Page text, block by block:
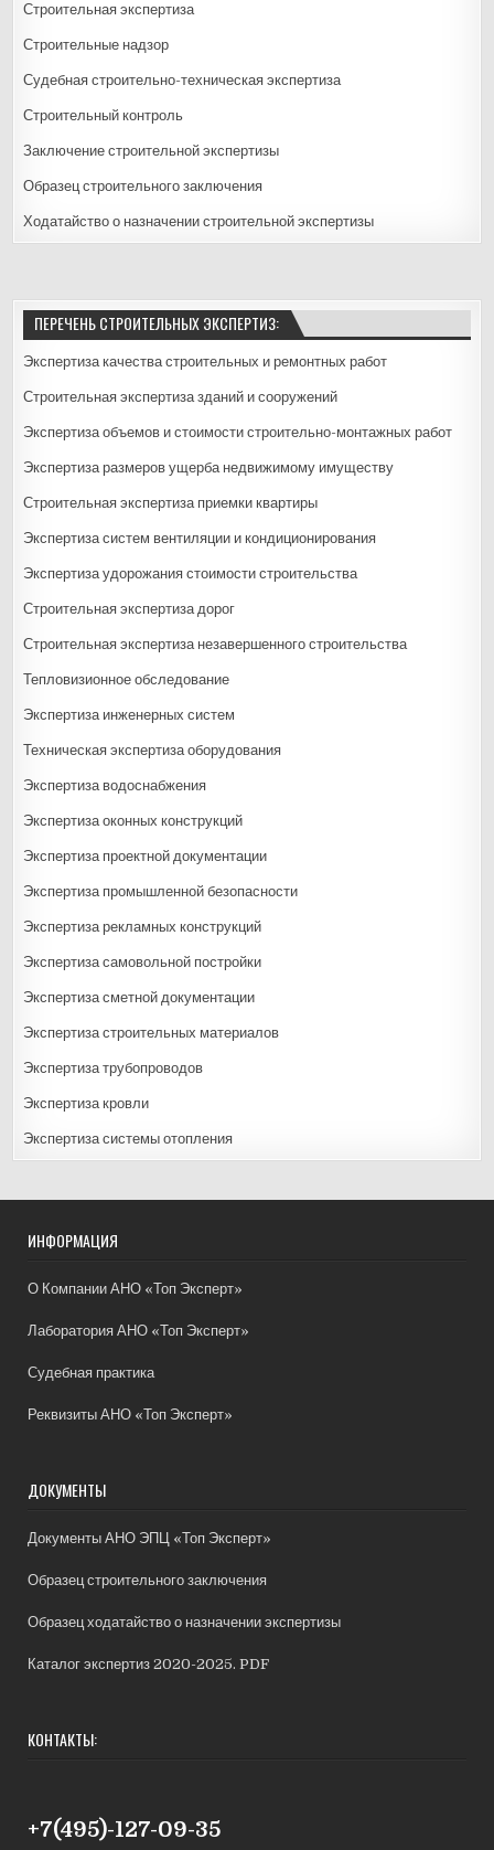
Строительная экспертиза
Строительные надзор
Судебная строительно-техническая экспертиза
Строительный контроль
Заключение строительной экспертизы
Образец строительного заключения
Ходатайство о назначении строительной экспертизы
ПЕРЕЧЕНЬ СТРОИТЕЛЬНЫХ ЭКСПЕРТИЗ:
Экспертиза качества строительных и ремонтных работ
Строительная экспертиза зданий и сооружений
Экспертиза объемов и стоимости строительно-монтажных работ
Экспертиза размеров ущерба недвижимому имуществу
Строительная экспертиза приемки квартиры
Экспертиза систем вентиляции и кондиционирования
Экспертиза удорожания стоимости строительства
Строительная экспертиза дорог
Строительная экспертиза незавершенного строительства
Тепловизионное обследование
Экспертиза инженерных систем
Техническая экспертиза оборудования
Экспертиза водоснабжения
Экспертиза оконных конструкций
Экспертиза проектной документации
Экспертиза промышленной безопасности
Экспертиза рекламных конструкций
Экспертиза самовольной постройки
Экспертиза сметной документации
Экспертиза строительных материалов
Экспертиза трубопроводов
Экспертиза кровли
Экспертиза системы отопления
ИНФОРМАЦИЯ
О Компании АНО «Топ Эксперт»
Лаборатория АНО «Топ Эксперт»
Судебная практика
Реквизиты АНО «Топ Эксперт»
ДОКУМЕНТЫ
Документы АНО ЭПЦ «Топ Эксперт»
Образец строительного заключения
Образец ходатайство о назначении экспертизы
Каталог экспертиз 2020-2025. PDF
КОНТАКТЫ:
+7(495)-127-09-35